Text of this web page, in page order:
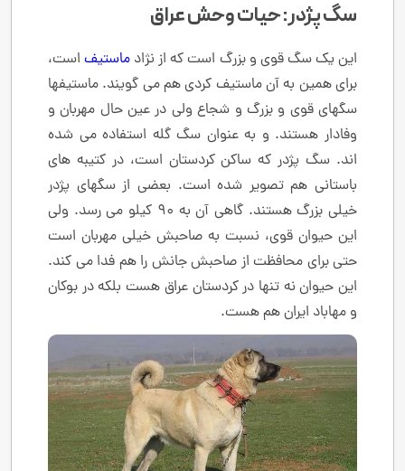
سگ پژدر: حیات وحش عراق
این یک سگ قوی و بزرگ است که از نژاد ماستیفاست،
برای همین به آن ماستیف کردی هم می گویند. ماستیفها
سگهای قوی و بزرگ و شجاع ولی در عین حال مهربان و
وفادار هستند. و به عنوان سگ گله استفاده می شده
اند. سگ پژدر که ساکن کردستان است، در کتیبه های
باستانی هم تصویر شده است. بعضی از سگهای پژدر
خیلی بزرگ هستند. گاهی آن به 90 کیلو می رسد. ولی
این حیوان قوی، نسبت به صاحبش خیلی مهربان است
حتی برای محافظت از صاحبش جانش را هم فدا می کند.
این حیوان نه تنها در کردستان عراق هست بلکه در بوکان
و مهاباد ایران هم هست.